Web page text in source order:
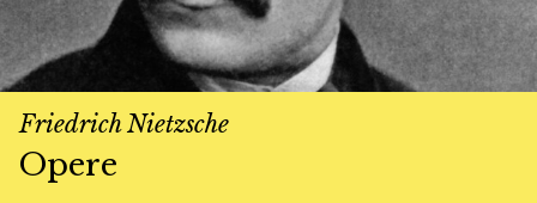
Friedrich Nietzsche
Opere